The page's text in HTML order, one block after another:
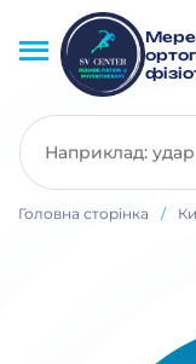
Головна сторінка /